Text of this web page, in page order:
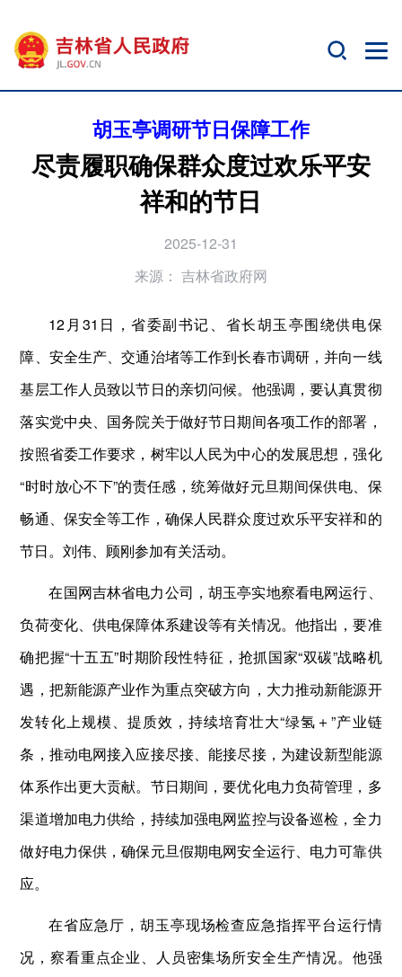
胡玉亭调研节日保障工作
尽责履职确保群众度过欢乐平安
祥和的节日
2025-12-31
来源： 吉林省政府网
12月31日，省委副书记、省长胡玉亭围绕供电保
障、安全生产、交通治堵等工作到长春市调研，并向一线
基层工作人员致以节日的亲切问候。他强调，要认真贯彻
落实党中央、国务院关于做好节日期间各项工作的部署，
按照省委工作要求，树牢以人民为中心的发展思想，强化
“时时放心不下”的责任感，统筹做好元旦期间保供电、保
畅通、保安全等工作，确保人民群众度过欢乐平安祥和的
节日。刘伟、顾刚参加有关活动。
在国网吉林省电力公司，胡玉亭实地察看电网运行、
负荷变化、供电保障体系建设等有关情况。他指出，要准
确把握“十五五”时期阶段性特征，抢抓国家“双碳”战略机
遇，把新能源产业作为重点突破方向，大力推动新能源开
发转化上规模、提质效，持续培育壮大“绿氢＋”产业链
条，推动电网接入应接尽接、能接尽接，为建设新型能源
体系作出更大贡献。节日期间，要优化电力负荷管理，多
渠道增加电力供给，持续加强电网监控与设备巡检，全力
做好电力保供，确保元旦假期电网安全运行、电力可靠供
应。
在省应急厅，胡玉亭现场检查应急指挥平台运行情
况，察看重点企业、人员密集场所安全生产情况。他强